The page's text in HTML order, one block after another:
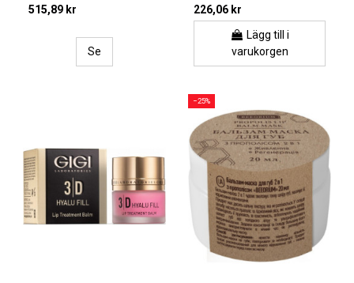
515,89 kr
Se
226,06 kr
Lägg till i
varukorgen
−25%